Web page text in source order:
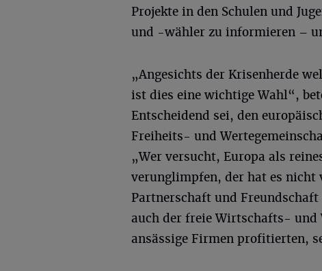
Projekte in den Schulen und
und -wähler zu informieren –
„Angesichts der Krisenherde
ist dies eine wichtige Wahl“,
Entscheidend sei, den
Freiheits- und
„Wer versucht, Europa als
verunglimpfen, der hat es nicht
Partnerschaft und
auch der freie Wirtschafts- und
ansässige Firmen profitierten,